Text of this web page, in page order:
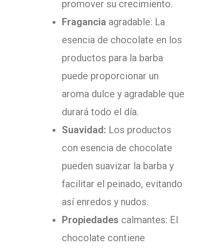
promover su crecimiento.
Fragancia agradable: La
esencia de chocolate en los
productos para la barba
puede proporcionar un
aroma dulce y agradable que
durará todo el día.
Suavidad: Los productos
con esencia de chocolate
pueden suavizar la barba y
facilitar el peinado, evitando
así enredos y nudos.
Propiedades calmantes: El
chocolate contiene